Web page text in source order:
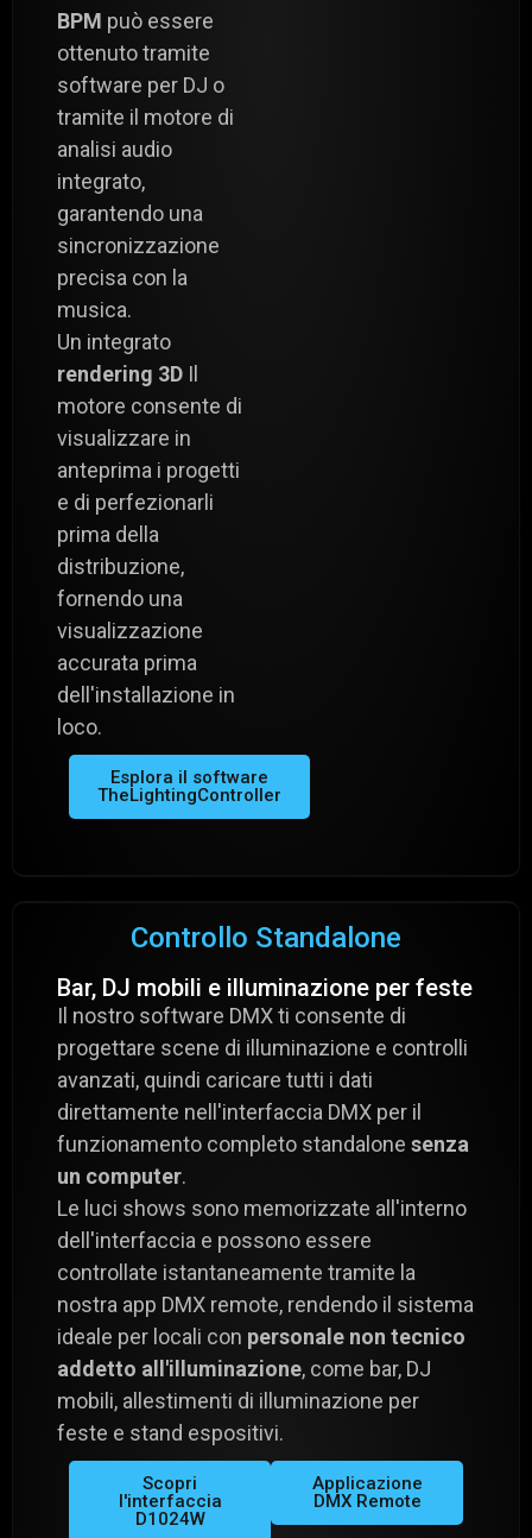
BPM può essere
ottenuto tramite
software per DJ o
tramite il motore di
analisi audio
integrato,
garantendo una
sincronizzazione
precisa con la
musica.
Un integrato
rendering 3D Il
motore consente di
visualizzare in
anteprima i progetti
e di perfezionarli
prima della
distribuzione,
fornendo una
visualizzazione
accurata prima
dell'installazione in
loco.
Esplora il software
TheLightingController
Controllo Standalone
Bar, DJ mobili e illuminazione per feste
Il nostro software DMX ti consente di
progettare scene di illuminazione e controlli
avanzati, quindi caricare tutti i dati
direttamente nell'interfaccia DMX per il
funzionamento completo standalonesenza
un computer.
Le luci shows sono memorizzate all'interno
dell'interfaccia e possono essere
controllate istantaneamente tramite la
nostra app DMX remote, rendendo il sistema
ideale per locali con personale non tecnico
addetto all'illuminazione, come bar, DJ
mobili, allestimenti di illuminazione per
feste e stand espositivi.
Scopri
l'interfaccia
D1024W
Applicazione
DMX Remote